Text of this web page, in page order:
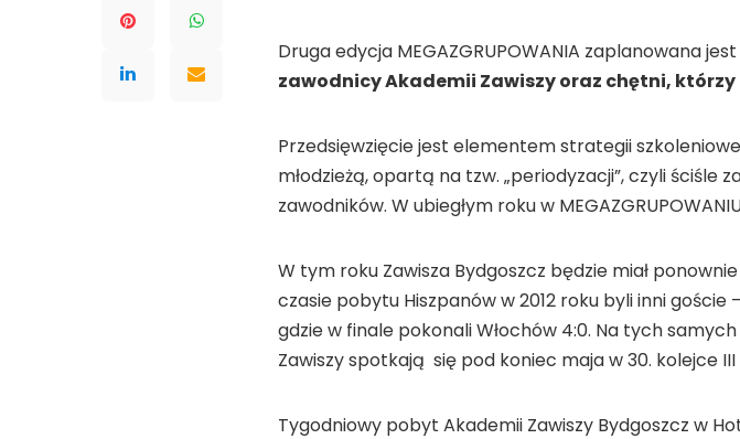
Druga edycja MEGAZGRUPOWANIA zaplanowana
zawodnicy Akademii Zawiszy oraz chętni,
Przedsięwzięcie jest elementem strategii
młodzieżą, opartą na tzw. „periodyzacji”, czyli
zawodników. W ubiegłym roku w
W tym roku Zawisza Bydgoszcz będzie miał
czasie pobytu Hiszpanów w 2012 roku byli inni goście
gdzie w finale pokonali Włochów 4:0. Na tych
Zawiszy spotkają się pod koniec maja w 30. kolejce
Tygodniowy pobyt Akademii Zawiszy Bydgoszcz w